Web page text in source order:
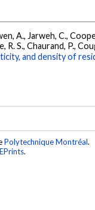
A., Jarweh, C.,
R. S., Chaurand, P.,
and density of
Polytechnique Montréal.
EPrints.